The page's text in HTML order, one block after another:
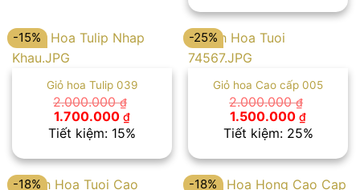
-15%
Giỏ hoa Tulip 039
2.000.000₫
Giá
gốc
là:
1.700.000 ₫Giá
hiện
tại
1.700.000 ₫.
Tiết kiệm: 15%
-25%
Giỏ hoa Cao cấp 005
2.000.000₫
Giá
gốc
là:
1.500.000 ₫Giá
hiện
tại
Tiết kiệm: 25%
-18% -18%